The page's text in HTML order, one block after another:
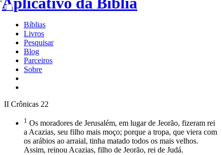
Bíblias
Livros
Pesquisar
Blog
Parceiros
Sobre
II Crônicas 22
1 Os moradores de Jerusalém, em lugar de Jeorão, fizeram rei
a Acazias, seu filho mais moço; porque a tropa, que viera com
os arábios ao arraial, tinha matado todos os mais velhos.
Assim, reinou Acazias, filho de Jeorão, rei de Judá.